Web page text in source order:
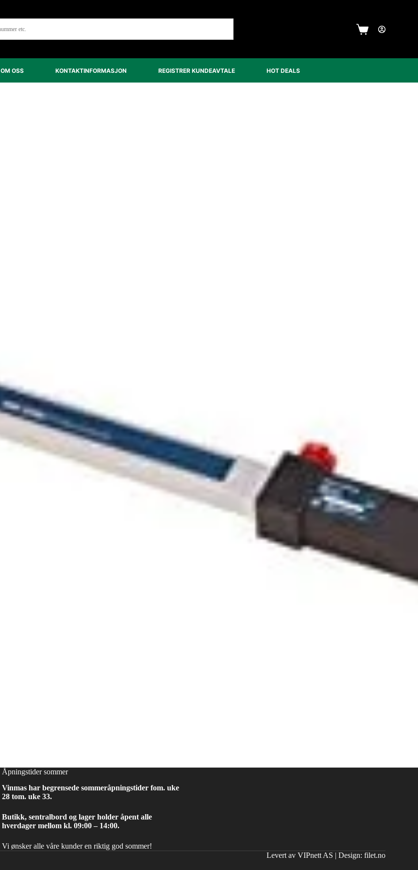
OM OSS KONTAKTINFORMASJON REGISTRER KUNDEAVTALE HOT DEALS
Åpningstider sommer
Vinmas har begrensede sommeråpningstider fom. uke
28 tom. uke 33.
Butikk, sentralbord og lager holder åpent alle
hverdager mellom kl. 09:00 – 14:00.
Vi ønsker alle våre kunder en riktig god sommer!
Levert av VIPnett AS | Design: filet.no